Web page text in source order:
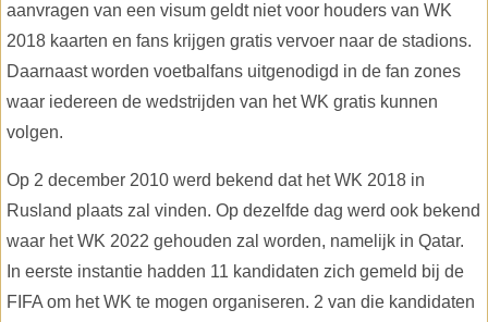
aanvragen van een visum geldt niet voor houders van WK
2018 kaarten en fans krijgen gratis vervoer naar de stadions.
Daarnaast worden voetbalfans uitgenodigd in de fan zones
waar iedereen de wedstrijden van het WK gratis kunnen
volgen.
Op 2 december 2010 werd bekend dat het WK 2018 in
Rusland plaats zal vinden. Op dezelfde dag werd ook bekend
waar het WK 2022 gehouden zal worden, namelijk in Qatar.
In eerste instantie hadden 11 kandidaten zich gemeld bij de
FIFA om het WK te mogen organiseren. 2 van die kandidaten